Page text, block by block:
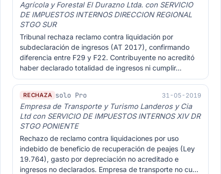
Agrícola y Forestal El Durazno Ltda. con SERVICIO
DE IMPUESTOS INTERNOS DIRECCION REGIONAL
STGO SUR
Tribunal rechaza reclamo contra liquidación por
subdeclaración de ingresos (AT 2017), confirmando
diferencia entre F29 y F22. Contribuyente no acreditó
haber declarado totalidad de ingresos ni cumplir…
RECHAZA solo Pro 31-05-2019
Empresa de Transporte y Turismo Landeros y Cia
Ltd con SERVICIO DE IMPUESTOS INTERNOS XIV DR
STGO PONIENTE
Rechazo de reclamo contra liquidaciones por uso
indebido de beneficio de recuperación de peajes (Ley
19.764), gasto por depreciación no acreditado e
ingresos no declarados. Empresa de transporte no cu…